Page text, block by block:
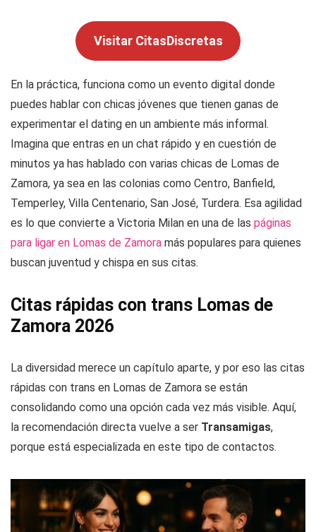
Visitar CitasDiscretas
En la práctica, funciona como un evento digital donde
puedes hablar con chicas jóvenes que tienen ganas de
experimentar el dating en un ambiente más informal.
Imagina que entras en un chat rápido y en cuestión de
minutos ya has hablado con varias chicas de Lomas de
Zamora, ya sea en las colonias como Centro, Banfield,
Temperley, Villa Centenario, San José, Turdera. Esa agilidad
es lo que convierte a Victoria Milan en una de las páginas
para ligar en Lomas de Zamora más populares para quienes
buscan juventud y chispa en sus citas.
Citas rápidas con trans Lomas de
Zamora 2026
La diversidad merece un capítulo aparte, y por eso las citas
rápidas con trans en Lomas de Zamora se están
consolidando como una opción cada vez más visible. Aquí,
la recomendación directa vuelve a ser Transamigas,
porque está especializada en este tipo de contactos.